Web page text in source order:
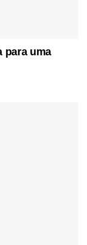
para uma